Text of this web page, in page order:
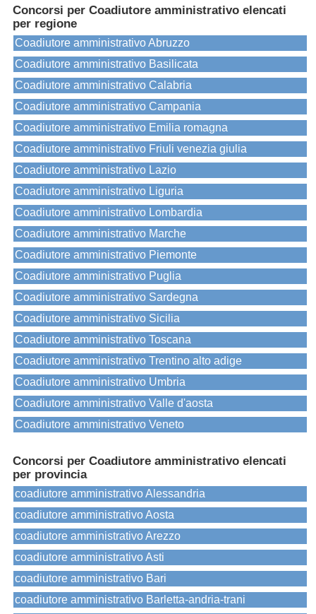
Concorsi per Coadiutore amministrativo elencati
per regione
Coadiutore amministrativo Abruzzo
Coadiutore amministrativo Basilicata
Coadiutore amministrativo Calabria
Coadiutore amministrativo Campania
Coadiutore amministrativo Emilia romagna
Coadiutore amministrativo Friuli venezia giulia
Coadiutore amministrativo Lazio
Coadiutore amministrativo Liguria
Coadiutore amministrativo Lombardia
Coadiutore amministrativo Marche
Coadiutore amministrativo Piemonte
Coadiutore amministrativo Puglia
Coadiutore amministrativo Sardegna
Coadiutore amministrativo Sicilia
Coadiutore amministrativo Toscana
Coadiutore amministrativo Trentino alto adige
Coadiutore amministrativo Umbria
Coadiutore amministrativo Valle d'aosta
Coadiutore amministrativo Veneto
Concorsi per Coadiutore amministrativo elencati
per provincia
coadiutore amministrativo Alessandria
coadiutore amministrativo Aosta
coadiutore amministrativo Arezzo
coadiutore amministrativo Asti
coadiutore amministrativo Bari
coadiutore amministrativo Barletta-andria-trani